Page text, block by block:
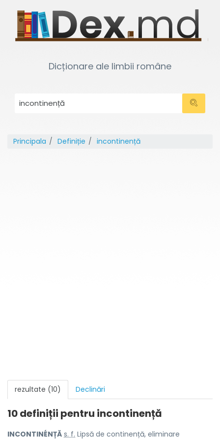
Dicționare ale limbii române
Principala Definiție incontinență
rezultate (10) Declinări
10 definiții pentru incontinență
INCONTINÉNȚĂ s. f. Lipsă de continență, eliminare